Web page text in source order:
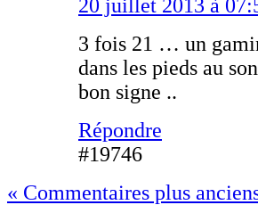
20 juillet 2013 à
3 fois 21 … un
dans les pieds au
bon signe ..
Répondre
#19746
« Commentaires plus